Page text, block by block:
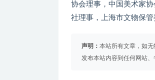
协会理事，中国美术家
社理事，上海市文物保管
声明： 本站所有文章，如
发布本站内容到任何网站